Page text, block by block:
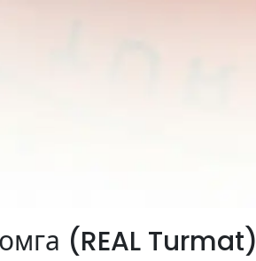
(REAL Turmat)